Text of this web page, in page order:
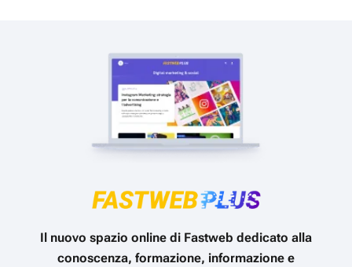
Il nuovo spazio online di Fastweb dedicato alla
conoscenza, formazione, informazione e